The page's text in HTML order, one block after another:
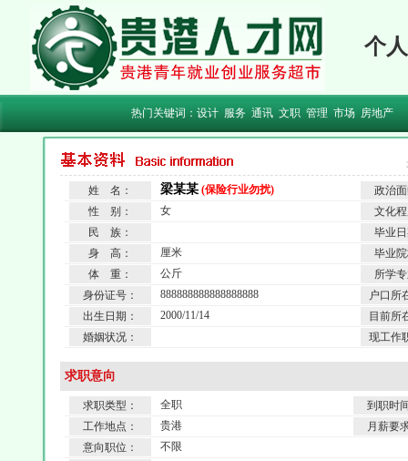
个
热门关键词： 设计 服务 通讯 文职 管理 市场 房地产
姓 名： 梁某某 (保险行业勿扰)
政治
性 别：
女
文化
民 族：
毕业
身 高：
厘米
毕业
体 重：
公斤
所学
身份证号：
888888888888888888
户口所
出生日期：
2000/11/14
目前所
婚姻状况：
现工作
求职意向
求职类型： 全职
到职时
工作地点：
贵港
月薪要
意向职位：
不限